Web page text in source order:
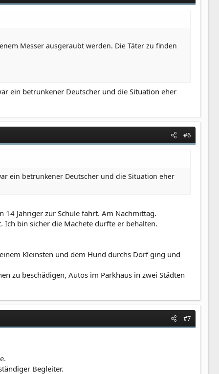
Messer ausgeraubt werden. Die Täter zu finden
ein betrunkener Deutscher und die Situation eher
#6
ein betrunkener Deutscher und die Situation eher
Jähriger zur Schule fährt. Am Nachmittag.
bin sicher die Machete durfte er behalten.
Kleinsten und dem Hund durchs Dorf ging und
zu beschädigen, Autos im Parkhaus in zwei Städten
#7
Begleiter.